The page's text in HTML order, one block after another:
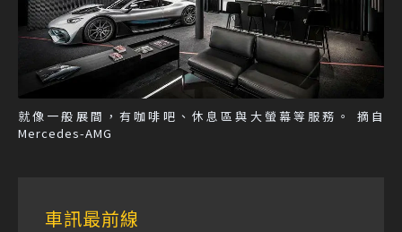
就像一般展間，有咖啡吧、休息區與大螢幕等服務。 摘自
Mercedes-AMG
車訊最前線